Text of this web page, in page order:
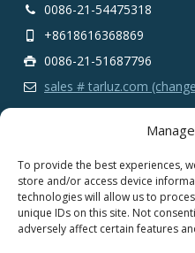
To provide the best experiences,
store and/or access device
technologies will allow us to
unique IDs on this site. Not
adversely affect certain features
0086-21-54475318
+8618616368869
0086-21-51687796
sales # tarluz.com
Copyright 2025 © SHANGHAI
CO., LTD.